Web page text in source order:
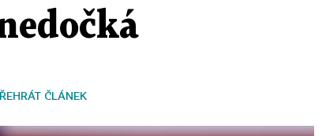
ČLÁNEK